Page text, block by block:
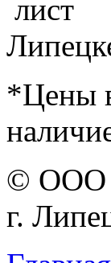
*Цены
© ООО
г.